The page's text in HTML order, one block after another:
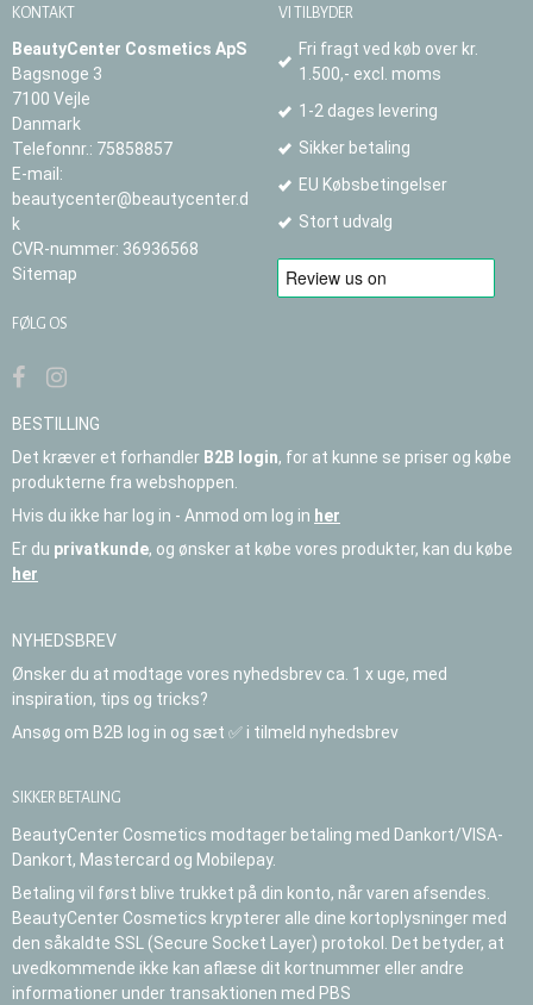
KONTAKT
BeautyCenter Cosmetics ApS
Bagsnoge 3
7100 Vejle
Danmark
Telefonnr.: 75858857
E-mail :
beautycenter@beautycenter.d
k
CVR-nummer: 36936568
Sitemap
FØLG OS
VI TILBYDER
Fri fragt ved køb over kr.
1.500,- excl. moms
1-2 dages levering
Sikker betaling
EU Købsbetingelser
Stort udvalg
BESTILLING
Det kræver et forhandler B2B login, for at kunne se priser og købe
produkterne fra webshoppen.
Hvis du ikke har log in - Anmod om log in her
Er du privatkunde, og ønsker at købe vores produkter, kan du købe
her
NYHEDSBREV
Ønsker du at modtage vores nyhedsbrev ca. 1 x uge, med
inspiration, tips og tricks?
Ansøg om B2B log in og sæt ✅ i tilmeld nyhedsbrev
SIKKER BETALING
BeautyCenter Cosmetics modtager betaling med Dankort/VISA-
Dankort, Mastercard og Mobilepay.
Betaling vil først blive trukket på din konto, når varen afsendes.
BeautyCenter Cosmetics krypterer alle dine kortoplysninger med
den såkaldte SSL (Secure Socket Layer) protokol. Det betyder, at
uvedkommende ikke kan aflæse dit kortnummer eller andre
informationer under transaktionen med PBS